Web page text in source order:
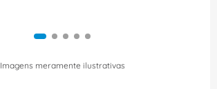
Imagens meramente ilustrativas